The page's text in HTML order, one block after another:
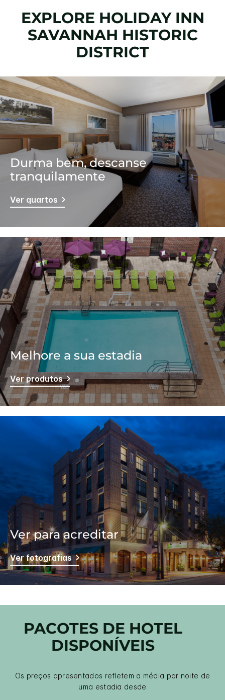
EXPLORE HOLIDAY INN
SAVANNAH HISTORIC
DISTRICT
Durma bem, descanse
tranquilamente
Ver quartos
Melhore a sua estadia
Ver produtos
Ver para acreditar
Ver fotografias
PACOTES DE HOTEL
DISPONÍVEIS
Os preços apresentados refletem a média por noite de
uma estadia desde